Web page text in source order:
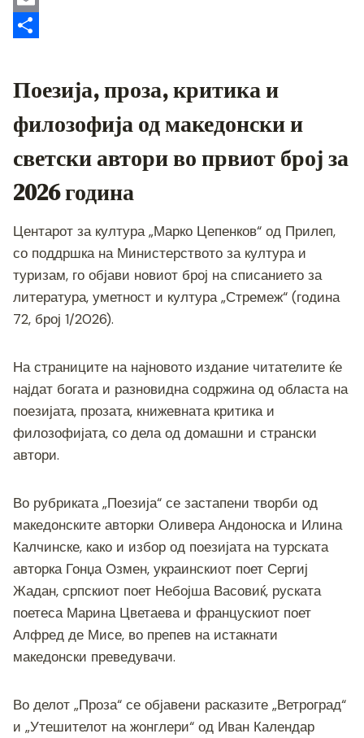
rn
r
re
a
m
a
A
p
p
o
L
i
n
k
E
i
l
a
r
e
Поезија, проза, критика и
филозофија од македонски и
светски автори во првиот број за
2026 година
Центарот за култура „Марко Цепенков“ од Прилеп,
со поддршка на Министерството за култура и
туризам, го објави новиот број на списанието за
литература, уметност и култура „Стремеж“ (година
72, број 1/2026).
На страниците на најновото издание читателите ќе
најдат богата и разновидна содржина од областа на
поезијата, прозата, книжевната критика и
филозофијата, со дела од домашни и странски
автори.
Во рубриката „Поезија“ се застапени творби од
македонските авторки Оливера Андоноска и Илина
Калчинске, како и избор од поезијата на турската
авторка Гонџа Озмен, украинскиот поет Сергиј
Жадан, српскиот поет Небојша Васовиќ, руската
поетеса Марина Цветаева и францускиот поет
Алфред де Мисе, во препев на истакнати
македонски преведувачи.
Во делот „Проза“ се објавени расказите „Ветроград“
и „Утешителот на жонглери“ од Иван Календар